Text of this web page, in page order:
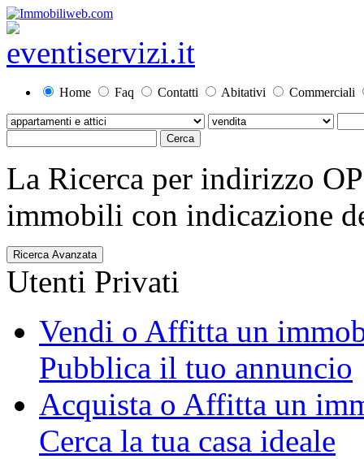
Home Faq Contatti Abitativi Commerciali
La Ricerca per indirizzo
immobili con indicazione
Ricerca Avanzata
Utenti Privati
Vendi o Affitta un
Pubblica il tuo annuncio
Acquista o Affitta un
Cerca la tua casa ideale